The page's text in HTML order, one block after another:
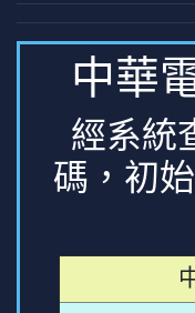
中華
經系統
碼，初